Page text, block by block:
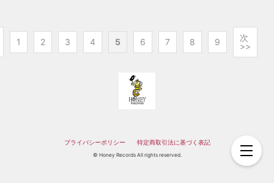
1 2 3 4 5 6 7 8 9
次
>>
プライバシーポリシー 特定商取引法に基づく表記
© Honey Records All rights reserved.